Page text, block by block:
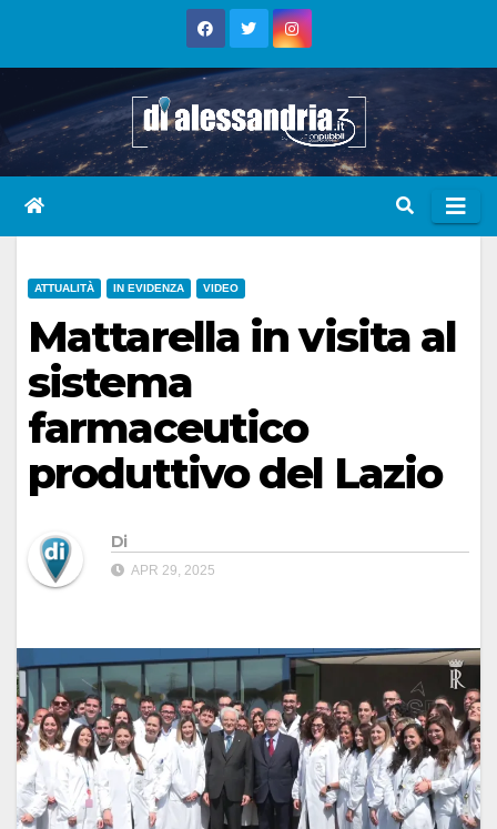
ATTUALITÀ IN EVIDENZA VIDEO
Mattarella in visita al
sistema
farmaceutico
produttivo del Lazio
Di
APR 29, 2025